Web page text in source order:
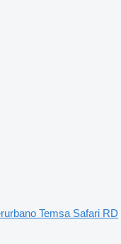
Temsa Safari RD